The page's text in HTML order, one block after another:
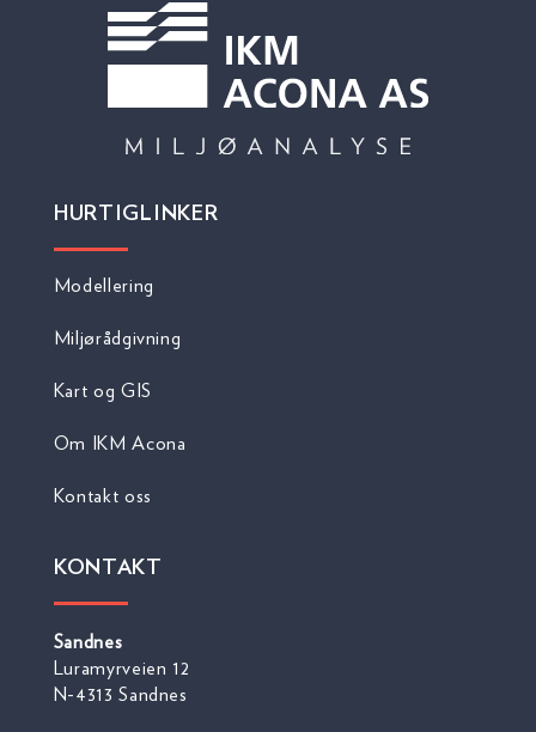
HURTIGLINKER
Modellering
Miljørådgivning
Kart og GIS
Om IKM Acona
Kontakt oss
KONTAKT
Sandnes
Luramyrveien 12
N-4313 Sandnes